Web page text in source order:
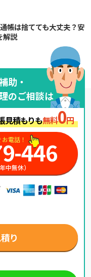
帳は捨てても大丈夫？安
解説
助・
のご相談は
見積もりも無料0円
電話！446
中無休）
り